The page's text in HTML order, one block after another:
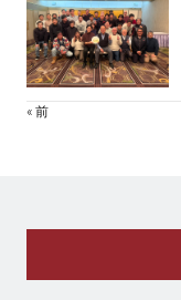
« 前